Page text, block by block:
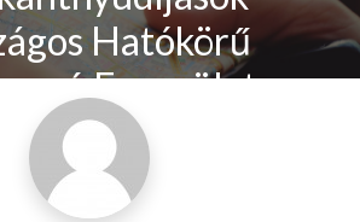
Hatókörű
Egyesülete